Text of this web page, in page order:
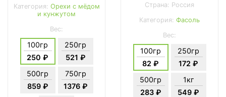
Категория: Орехи с мёдом
и кунжутом
Вес:
100гр
250 ₽
250гр
521 ₽
500гр
859 ₽
750гр
1376 ₽
Страна: Россия
Категория: Фасоль
Вес:
100гр
82 ₽
250гр
172 ₽
500гр
283 ₽
1кг
549 ₽